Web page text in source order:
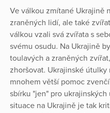
Ve válkou zmítané Ukrajině
zraněných lidí, ale také
válkou vzali svá zvířata s
svému osudu. Na Ukrajině
toulavých a zraněných
zhoršovat. Ukrajinské
mnohem větší pomoc
sbírku "jen" pro
situace na Ukrajině je tak